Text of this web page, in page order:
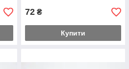
72 ₴
Купити